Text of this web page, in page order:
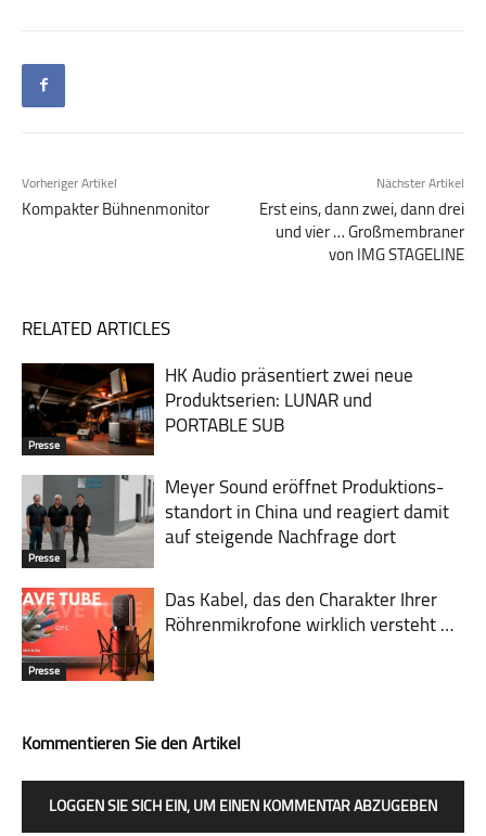
Vorheriger Artikel
Kompakter Bühnenmonitor
Nächster Artikel
Erst eins, dann zwei, dann drei
und vier … Großmembraner
von IMG STAGELINE
RELATED ARTICLES
Presse
HK Audio präsentiert zwei neue
Produktserien: LUNAR und
PORTABLE SUB
Presse
Meyer Sound eröffnet Pro­duk­tions­
stand­ort in China und rea­giert damit
auf steigende Nach­frage dort
Presse
Das Kabel, das den Charakter Ihrer
Röhrenmikrofone wirklich versteht …
Kommentieren Sie den Artikel
LOGGEN SIE SICH EIN, UM EINEN KOMMENTAR ABZUGEBEN